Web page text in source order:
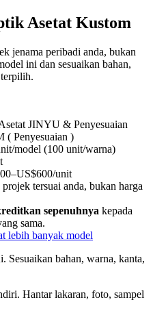
Asetat Kustom
jenama peribadi anda, bukan
ini dan sesuaikan bahan,
JINYU & Penyesuaian
Penyesuaian )
model (100 unit/warna)
unit
tersuai anda, bukan harga
sepenuhnya kepada
sama.
lebih banyak model
Sesuaikan bahan, warna, kanta,
Hantar lakaran, foto, sampel